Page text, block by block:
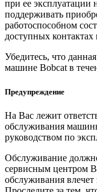
при ее эксплуатации
поддерживать
работоспособном
доступных
Убедитесь, что
машине Bobcat в
Предупреждение
На Вас лежит
обслуживания
руководством по
Обслуживание
сервисным центром
обслуживания влечет